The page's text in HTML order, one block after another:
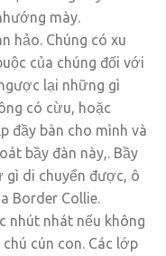
mày.
hảo. Chúng có xu
của chúng đối với
lại những gì
có cừu, hoặc
đầy bàn cho mình và
bầy đàn này,. Bầy
gì di chuyển được, ô
Border Collie.
nhút nhát nếu không
cún con. Các lớp